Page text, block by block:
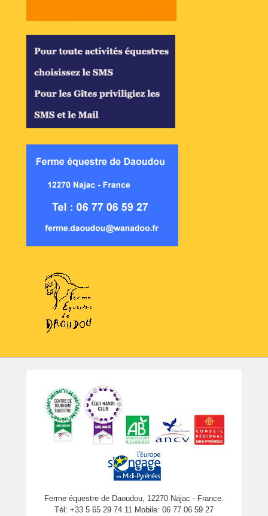
Ferme équestre de Daoudou, 12270 Najac - France.
Tél: +33 5 65 29 74 11 Mobile: 06 77 06 59 27